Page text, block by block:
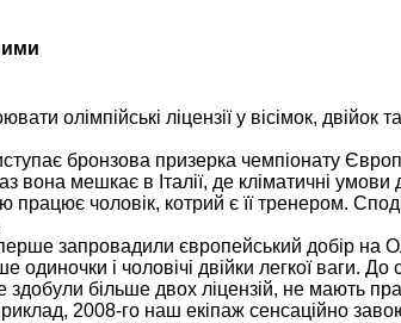
олімпійські ліцензії у вісімок, двійок
бронзова призерка чемпіонату
вона мешкає в Італії, де кліматичні
працює чоловік, котрий є її тренером.
запровадили європейський добір на
одиночки і чоловічі двійки легкої ваги.
здобули більше двох ліцензій, не мають
2008-го наш екіпаж сенсаційно